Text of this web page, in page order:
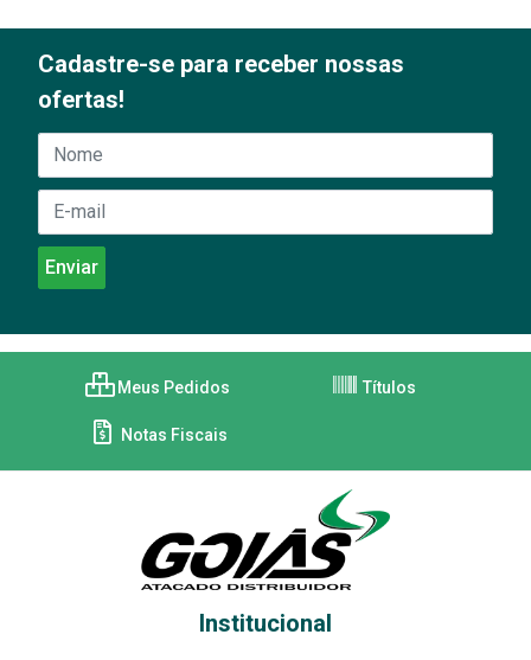
Cadastre-se para receber nossas
ofertas!
Meus Pedidos Títulos
Notas Fiscais
Institucional